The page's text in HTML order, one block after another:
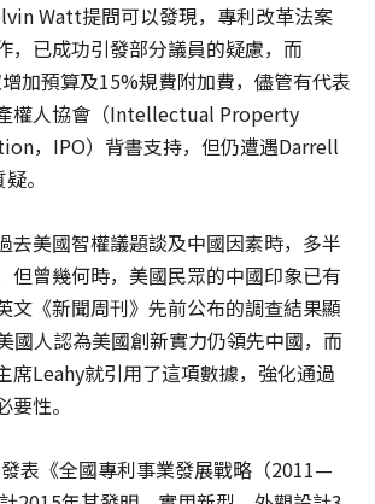
Watt提問可以發現，專利改革法案
，已成功引發部分議員的疑慮，而
加預算及15%規費附加費，儘管有代表
權人協會（Intellectual Property
，IPO）背書支持，但仍遭遇Darrell
。
去美國智權議題談及中國因素時，多半
但曾幾何時，美國民眾的中國印象已有
文《新聞周刊》先前公布的調查結果顯
國人認為美國創新實力仍領先中國，而
席Leahy就引用了這項數據，強化通過
性。
表《全國專利事業發展戰略（2011—